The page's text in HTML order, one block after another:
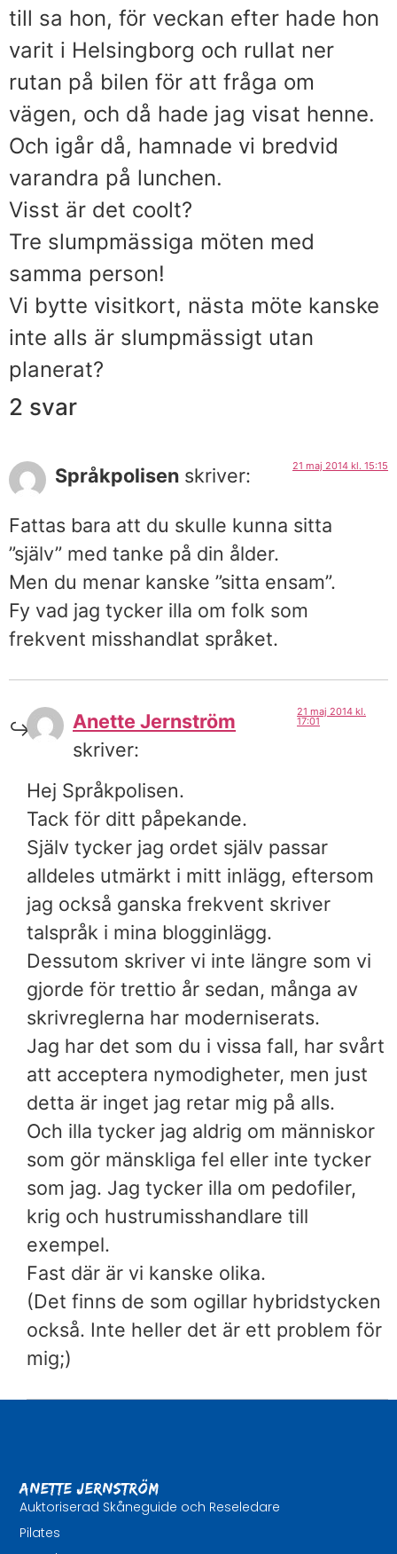
till sa hon, för veckan efter hade hon
varit i Helsingborg och rullat ner
rutan på bilen för att fråga om
vägen, och då hade jag visat henne.
Och igår då, hamnade vi bredvid
varandra på lunchen.
Visst är det coolt?
Tre slumpmässiga möten med
samma person!
Vi bytte visitkort, nästa möte kanske
inte alls är slumpmässigt utan
planerat?
2 svar
Språkpolisen skriver: 21 maj 2014 kl. 15:15
Fattas bara att du skulle kunna sitta
”själv” med tanke på din ålder.
Men du menar kanske ”sitta ensam”.
Fy vad jag tycker illa om folk som
frekvent misshandlat språket.
Anette Jernström
skriver:
21 maj 2014 kl.
17:01
Hej Språkpolisen.
Tack för ditt påpekande.
Själv tycker jag ordet själv passar
alldeles utmärkt i mitt inlägg, eftersom
jag också ganska frekvent skriver
talspråk i mina blogginlägg.
Dessutom skriver vi inte längre som vi
gjorde för trettio år sedan, många av
skrivreglerna har moderniserats.
Jag har det som du i vissa fall, har svårt
att acceptera nymodigheter, men just
detta är inget jag retar mig på alls.
Och illa tycker jag aldrig om människor
som gör mänskliga fel eller inte tycker
som jag. Jag tycker illa om pedofiler,
krig och hustrumisshandlare till
exempel.
Fast där är vi kanske olika.
(Det finns de som ogillar hybridstycken
också. Inte heller det är ett problem för
mig;)
Anette Jernström
Auktoriserad Skåneguide och Reseledare
Pilates